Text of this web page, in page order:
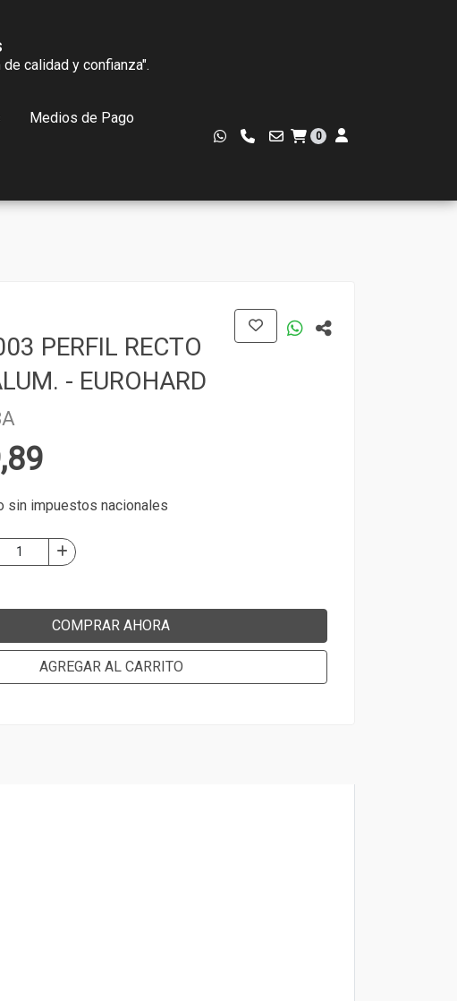
calidad y confianza".
Medios de Pago
0
PERFIL RECTO
- EUROHARD
sin impuestos nacionales
COMPRAR AHORA
AGREGAR AL CARRITO